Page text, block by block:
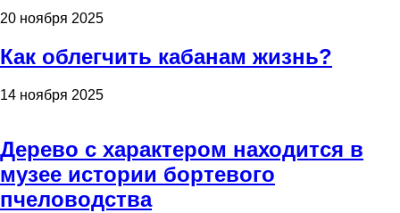
20 ноября 2025
Как облегчить кабанам жизнь?
14 ноября 2025
Дерево с характером находится в
музее истории бортевого
пчеловодства